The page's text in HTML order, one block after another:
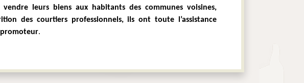
leurs biens aux habitants des communes voisines,
des courtiers professionnels, ils ont toute l’assistance
promoteur.